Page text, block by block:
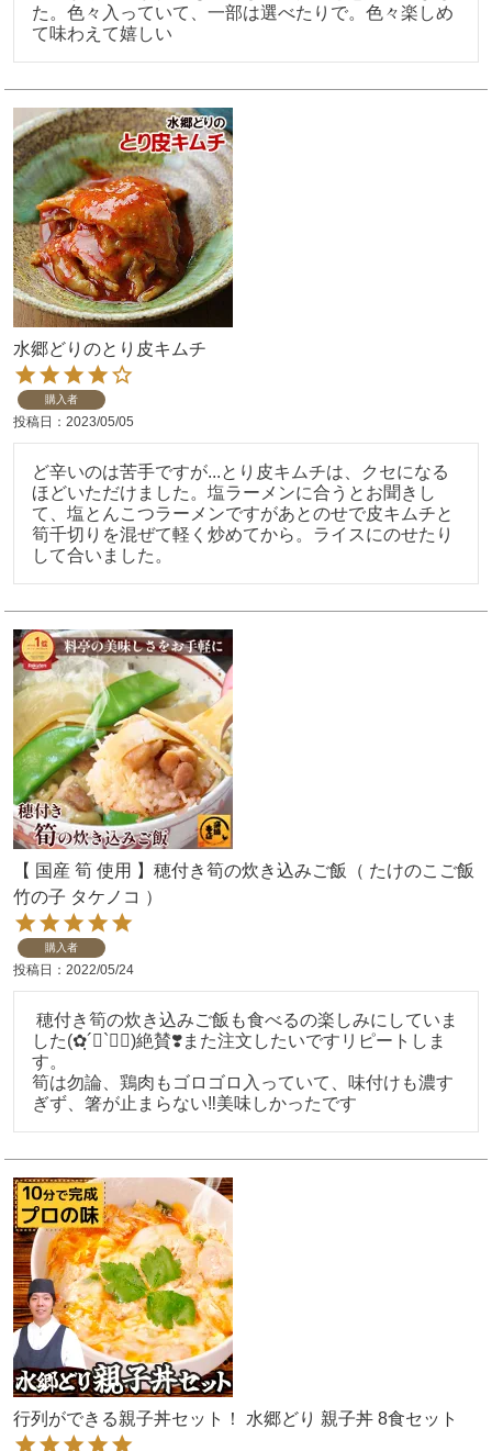
た。色々入っていて、一部は選べたりで。色々楽しめ
て味わえて嬉しい
水郷どりのとり皮キムチ
購入者
投稿日 2023/05/05
ど辛いのは苦手ですが...とり皮キムチは、クセになる
ほどいただけました。塩ラーメンに合うとお聞きし
て、塩とんこつラーメンですがあとのせで皮キムチと
筍千切りを混ぜて軽く炒めてから。ライスにのせたり
して合いました。
【 国産 筍 使用 】穂付き筍の炊き込みご飯（ たけのこご飯
竹の子 タケノコ ）
購入者
投稿日 2022/05/24
した(✿ฺ´∀`✿ฺ)絶賛❣️また注文したいですリピートしま
す。
筍は勿論、鶏肉もゴロゴロ入っていて、味付けも濃す
ぎず、箸が止まらない‼️美味しかったです
行列ができる親子丼セット！ 水郷どり 親子丼 8食セット